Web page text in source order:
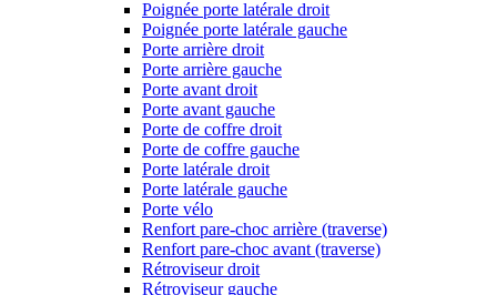
Poignée porte latérale droit
Poignée porte latérale gauche
Porte arrière droit
Porte arrière gauche
Porte avant droit
Porte avant gauche
Porte de coffre droit
Porte de coffre gauche
Porte latérale droit
Porte latérale gauche
Porte vélo
Renfort pare-choc arrière (traverse)
Renfort pare-choc avant (traverse)
Rétroviseur droit
Rétroviseur gauche